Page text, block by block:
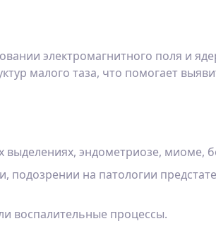
электромагнитного поля и
малого таза, что помогает
выделениях, эндометриозе, миоме,
подозрении на патологии
воспалительные процессы.